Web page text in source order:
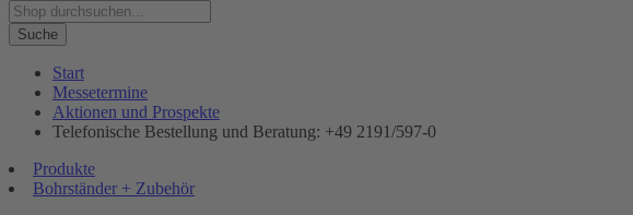
Suche
Start
Messetermine
Aktionen und Prospekte
Telefonische Bestellung und Beratung: +49 2191/597-0
Produkte
Bohrständer + Zubehör